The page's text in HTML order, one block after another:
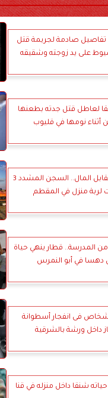
تفاصيل صادمة لجريمة قتل
على يد زوجته وشقيقه
لعاطل قتل جدته بطعنها
أثناء نومها في قليوب
باعت ابنها مقابل المال.. السجن المشدد 3
لربة منزل في المقطم
المدرسة.. قطار ينهي حياة
في أبو النمرس
3 أشخاص فى انفجار أسطوانة
داخل ورشة بالشرقية
شنقا داخل منزله في قنا